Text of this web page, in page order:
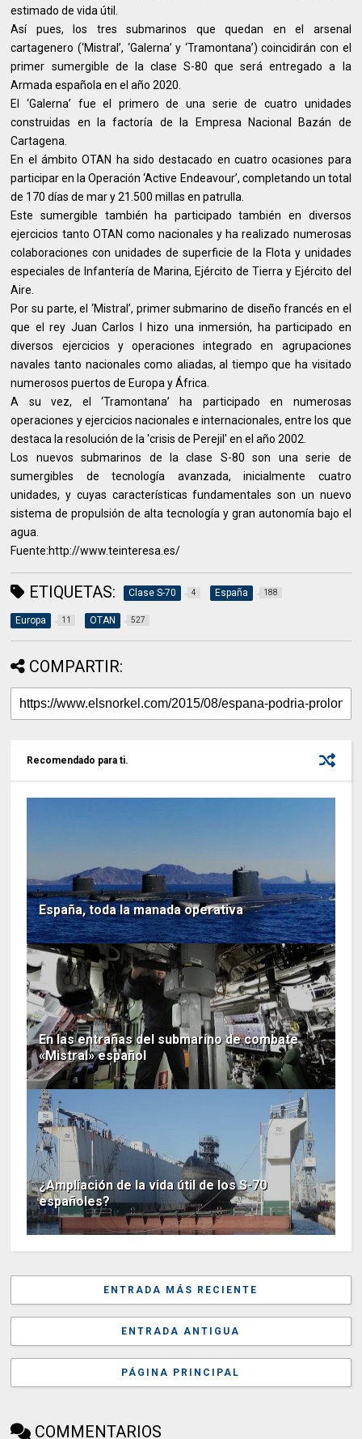
estimado de vida útil.
Así pues, los tres submarinos que quedan en el arsenal
cartagenero (‘Mistral’, ‘Galerna’ y ‘Tramontana’) coincidirán con el
primer sumergible de la clase S-80 que será entregado a la
Armada española en el año 2020.
El ‘Galerna’ fue el primero de una serie de cuatro unidades
construidas en la factoría de la Empresa Nacional Bazán de
Cartagena.
En el ámbito OTAN ha sido destacado en cuatro ocasiones para
participar en la Operación ‘Active Endeavour’, completando un total
de 170 días de mar y 21.500 millas en patrulla.
Este sumergible también ha participado también en diversos
ejercicios tanto OTAN como nacionales y ha realizado numerosas
colaboraciones con unidades de superficie de la Flota y unidades
especiales de Infantería de Marina, Ejército de Tierra y Ejército del
Aire.
Por su parte, el ‘Mistral’, primer submarino de diseño francés en el
que el rey Juan Carlos I hizo una inmersión, ha participado en
diversos ejercicios y operaciones integrado en agrupaciones
navales tanto nacionales como aliadas, al tiempo que ha visitado
numerosos puertos de Europa y África.
A su vez, el ‘Tramontana’ ha participado en numerosas
operaciones y ejercicios nacionales e internacionales, entre los que
destaca la resolución de la 'crisis de Perejil' en el año 2002.
Los nuevos submarinos de la clase S-80 son una serie de
sumergibles de tecnología avanzada, inicialmente cuatro
unidades, y cuyas características fundamentales son un nuevo
sistema de propulsión de alta tecnología y gran autonomía bajo el
agua.
Fuente:http://www.teinteresa.es/
ETIQUETAS: Clase S-70 4 España 188
Europa 11 OTAN 527
COMPARTIR:
Recomendado para ti.
España, toda la manada operativa
En las entrañas del submarino de combate
«Mistral» español
¿Ampliación de la vida útil de los S-70
españoles?
ENTRADA MÁS RECIENTE
ENTRADA ANTIGUA
PÁGINA PRINCIPAL
COMMENTARIOS